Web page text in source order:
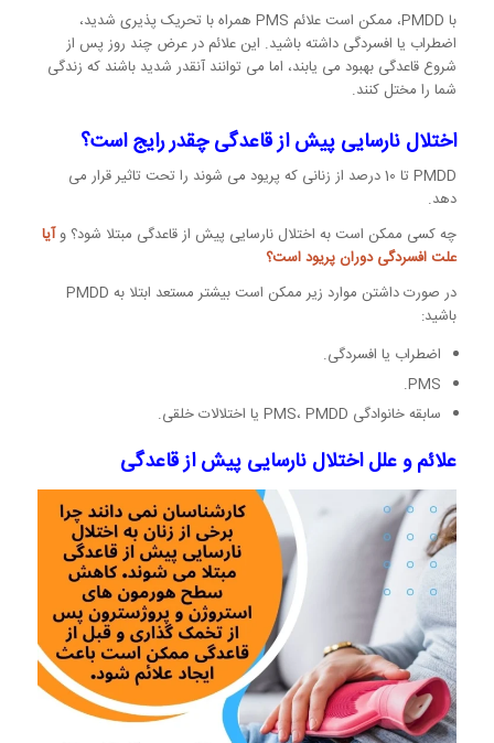
با PMDD، ممکن است علائم PMS همراه با تحریک پذیری شدید،
اضطراب یا افسردگی داشته باشید. این علائم در عرض چند روز پس از
شروع قاعدگی بهبود می یابند، اما می توانند آنقدر شدید باشند که زندگی
شما را مختل کنند.
اختلال نارسایی پیش از قاعدگی چقدر رایج است؟
PMDD تا 10 درصد از زنانی که پریود می شوند را تحت تاثیر قرار می
دهد.
چه کسی ممکن است به اختلال نارسایی پیش از قاعدگی مبتلا شود؟ وآیا
علت افسردگی دوران پریود است؟
در صورت داشتن موارد زیر ممکن است بیشتر مستعد ابتلا به PMDD
باشید:
اضطراب یا افسردگی.
PMS.
سابقه خانوادگی PMS، PMDD یا اختلالات خلقی.
علائم و علل اختلال نارسایی پیش از قاعدگی